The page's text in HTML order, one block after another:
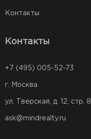
Контакты
Контакты
+7 (495) 005-52-73
г. Москва
ул. Тверская, д. 12, стр. 8
ask@mindrealty.ru